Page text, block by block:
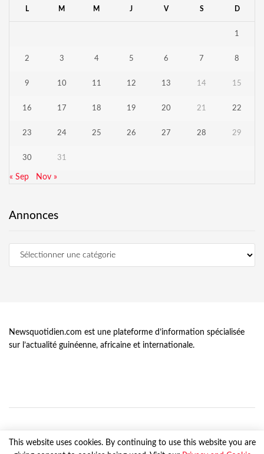
L M M J V S D
1
2 3 4 5 6 7 8
9 10 11 12 13 14 15
16 17 18 19 20 21 22
23 24 25 26 27 28 29
30 31
« Sep Nov »
Annonces
Newsquotidien.com est une plateforme d’information spécialisée
sur l’actualité guinéenne, africaine et internationale.
This website uses cookies. By continuing to use this website you are